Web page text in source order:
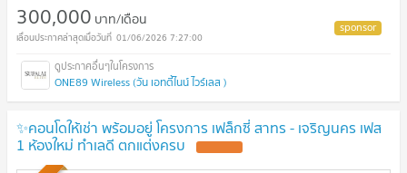
300,000 บาท/เดือน
01/06/2026 7:27:00
ONE89 Wireless (วัน เอทตี้ไนน์ ไวร์เลส )
✨คอนโดให้เช่า พร้อมอยู่ โครงการ เฟล็กซี่ สาทร - เจริญนคร เฟส
1 ห้องใหม่ ทำเลดี ตกแต่งครบ